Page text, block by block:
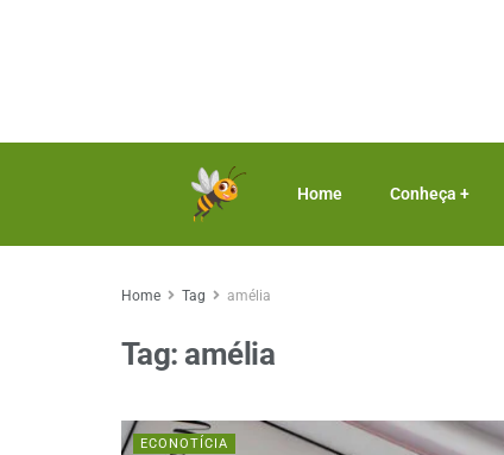
Home Conheça +
Home Tag amélia
Tag: amélia
ECONOTÍCIA